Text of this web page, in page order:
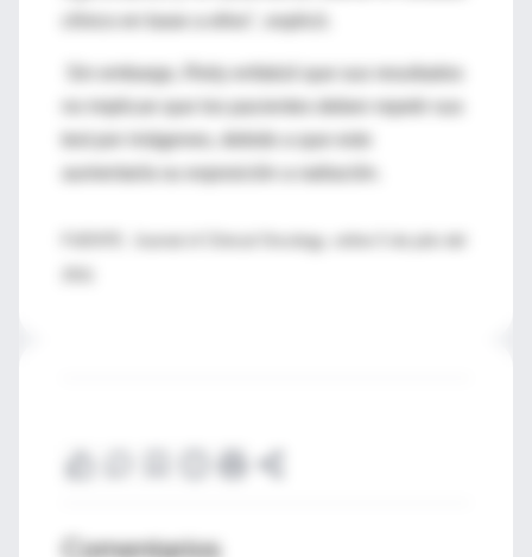
Sin embargo, Riely enfatizó que sus resultados
test por imágenes, debido a que esto
Comentarios